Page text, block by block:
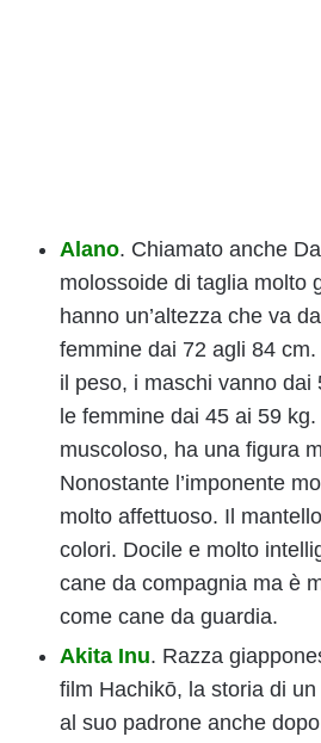
Alano. Chiamato anche
molossoide di taglia molto
hanno un’altezza che va
femmine dai 72 agli 84
il peso, i maschi vanno dai
le femmine dai 45 ai 59
muscoloso, ha una figura
Nonostante l’imponente
molto affettuoso. Il
colori. Docile e molto
cane da compagnia ma è
come cane da guardia.
Akita Inu. Razza
film Hachikō, la storia di
al suo padrone anche